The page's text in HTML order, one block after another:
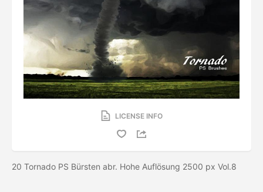
LICENSE INFO
20 Tornado PS Bürsten abr. Hohe Auflösung 2500 px Vol.8